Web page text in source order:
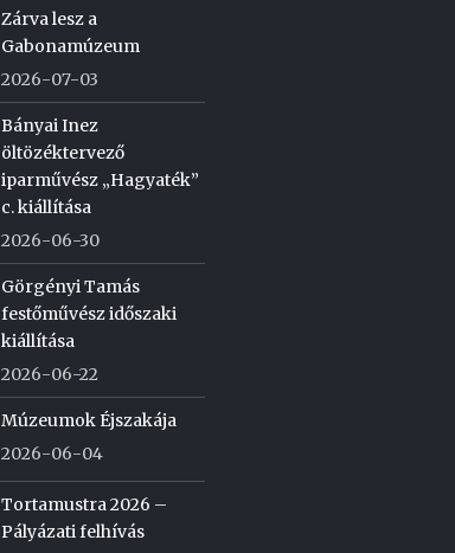
Zárva lesz a
Gabonamúzeum
2026-07-03
Bányai Inez
öltözéktervező
iparművész „Hagyaték”
c. kiállítása
2026-06-30
Görgényi Tamás
festőművész időszaki
kiállítása
2026-06-22
Múzeumok Éjszakája
2026-06-04
Tortamustra 2026 –
Pályázati felhívás